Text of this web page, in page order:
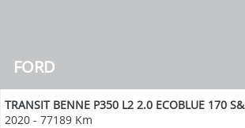
FORD
TRANSIT BENNE P350 L2 2.0 ECOBLUE 170
2020 - 77189 Km